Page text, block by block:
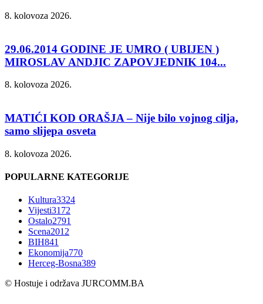
8. kolovoza 2026.
29.06.2014 GODINE JE UMRO ( UBIJEN )
MIROSLAV ANDJIC ZAPOVJEDNIK 104...
8. kolovoza 2026.
MATIĆI KOD ORAŠJA – Nije bilo vojnog cilja,
samo slijepa osveta
8. kolovoza 2026.
POPULARNE KATEGORIJE
Kultura3324
Vijesti3172
Ostalo2791
Scena2012
BIH841
Ekonomija770
Herceg-Bosna389
© Hostuje i održava JURCOMM.BA